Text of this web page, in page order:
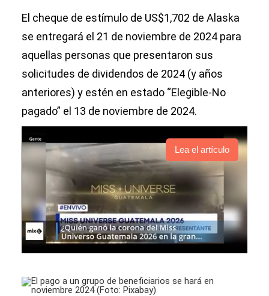
El cheque de estímulo de US$1,702 de Alaska
se entregará el 21 de noviembre de 2024 para
aquellas personas que presentaron sus
solicitudes de dividendos de 2024 (y años
anteriores) y estén en estado “Elegible-No
pagado” el 13 de noviembre de 2024.
Lea el artículo